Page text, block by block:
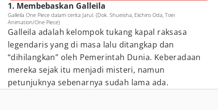
1. Membebaskan Galleila
Galleila One Piece dalam cerita Jarul. (Dok. Shueisha, Eiichiro Oda, Toei
Animation/One Piece)
Galleila adalah kelompok tukang kapal raksasa
legendaris yang di masa lalu ditangkap dan
“dihilangkan” oleh Pemerintah Dunia. Keberadaan
mereka sejak itu menjadi misteri, namun
petunjuknya sebenarnya sudah lama ada.